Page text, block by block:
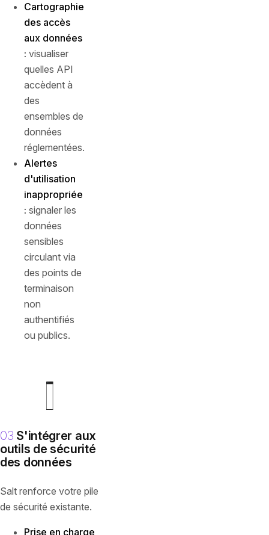
Cartographie
des accès
aux données
: visualiser
quelles API
accèdent à
des
ensembles de
données
réglementées.
Alertes
d'utilisation
inappropriée
: signaler les
données
sensibles
circulant via
des points de
terminaison
non
authentifiés
ou publics.
03 S'intégrer aux
outils de sécurité
des données
Salt renforce votre pile
de sécurité existante.
Prise en charge